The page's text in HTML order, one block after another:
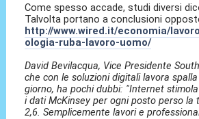
Come spesso accade, studi diversi
Talvolta portano a conclusioni
http://www.wired.it/economia/
ologia-ruba-lavoro-uomo/
David Bevilacqua, Vice Presidente
che con le soluzioni digitali lavora
giorno, ha pochi dubbi: "Internet
i dati McKinsey per ogni posto perso la
2,6. Semplicemente lavori e